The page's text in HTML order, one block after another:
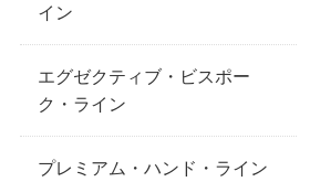
イン
エグゼクティブ・ビスポー
ク・ライン
プレミアム・ハンド・ライン